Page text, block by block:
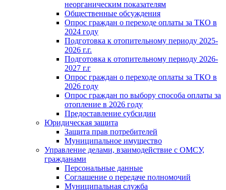
неорганическим показателям
Общественные обсуждения
Опрос граждан о переходе оплаты за ТКО в
2024 году
Подготовка к отопительному периоду 2025-
2026 г.г.
Подготовка к отопительному периоду 2026-
2027 г.г
Опрос граждан о переходе оплаты за ТКО в
2026 году
Опрос граждан по выбору способа оплаты за
отопление в 2026 году
Предоставление субсидии
Юридическая защита
Защита прав потребителей
Муниципальное имущество
Управление делами, взаимодействие с ОМСУ,
гражданами
Персональные данные
Соглашение о передаче полномочий
Муниципальная служба